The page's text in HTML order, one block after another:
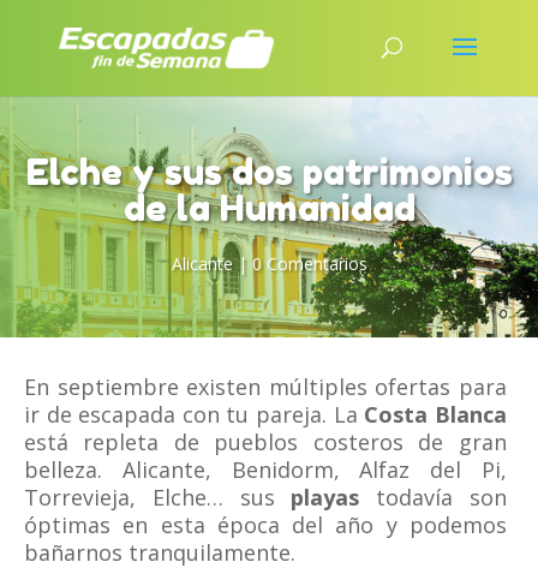
Elche y sus dos patrimonios
de la Humanidad
Alicante| 0 Comentarios
En septiembre existen múltiples ofertas para
ir de escapada con tu pareja. La Costa Blanca
está repleta de pueblos costeros de gran
belleza. Alicante, Benidorm, Alfaz del Pi,
Torrevieja, Elche… sus playas todavía son
óptimas en esta época del año y podemos
bañarnos tranquilamente.